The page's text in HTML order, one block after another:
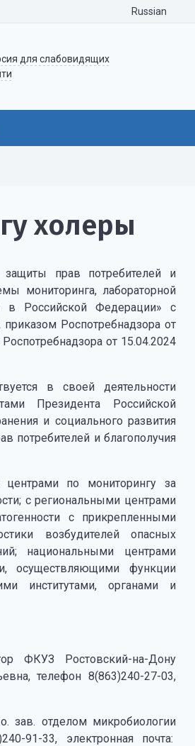
Russian
для слабовидящих
холеры
прав потребителей и
мониторинга, лабораторной
в Российской Федерации» с
Роспотребнадзора от
от 15.04.2024
в своей деятельности
Президента Российской
и социального развития
потребителей и благополучия
по мониторингу за
с региональными центрами
с прикрепленными
возбудителей опасных
национальными центрами
осуществляющими функции
институтами, органами и
ФКУЗ Ростовский-на-Дону
телефон 8(863)240-27-03,
зав. отделом микробиологии
91-33, электронная почта: